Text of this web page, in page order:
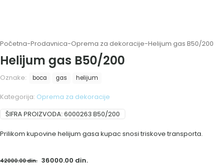
Početna-Prodavnica-Oprema za dekoracije-Helijum gas B50/200
Helijum gas B50/200
Oznake: boca gas helijum
Kategorija: Oprema za dekoracije
ŠIFRA PROIZVODA: 6000263 B50/200
Prilikom kupovine helijum gasa kupac snosi triskove transporta.
42000.00din. Originalna
36000.00 din.Trenutna